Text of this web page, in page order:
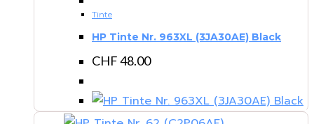
Tinte
HP Tinte Nr. 963XL (3JA30AE) Black
CHF48.00